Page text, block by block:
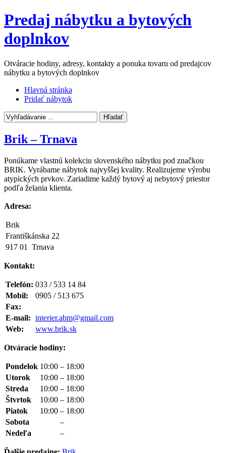
Predaj nábytku a bytových
doplnkov
Otváracie hodiny, adresy, kontakty a ponuka tovaru od predajcov
nábytku a bytových doplnkov
Hlavná stránka
Pridať nábytok
Brik – Trnava
Ponúkame vlastnú kolekciu slovenského nábytku pod značkou
BRIK. Vyrábame nábytok najvyššej kvality. Realizujeme výrobu
atypických prvkov. Zariadime každý bytový aj nebytový priestor
podľa želania klienta.
Adresa:
Brik
Františkánska 22
917 01 Trnava
Kontakt:
Telefón: 033 / 533 14 84
Mobil:
0905 / 513 675
Fax:
E-mail: interier.abm@gmail.com
Web:
www.brik.sk
Otváracie hodiny:
Pondelok 10:00 – 18:00
Utorok
10:00 – 18:00
Streda
10:00 – 18:00
Štvrtok
10:00 – 18:00
Piatok
10:00 – 18:00
Sobota
–
Nedeľa
–